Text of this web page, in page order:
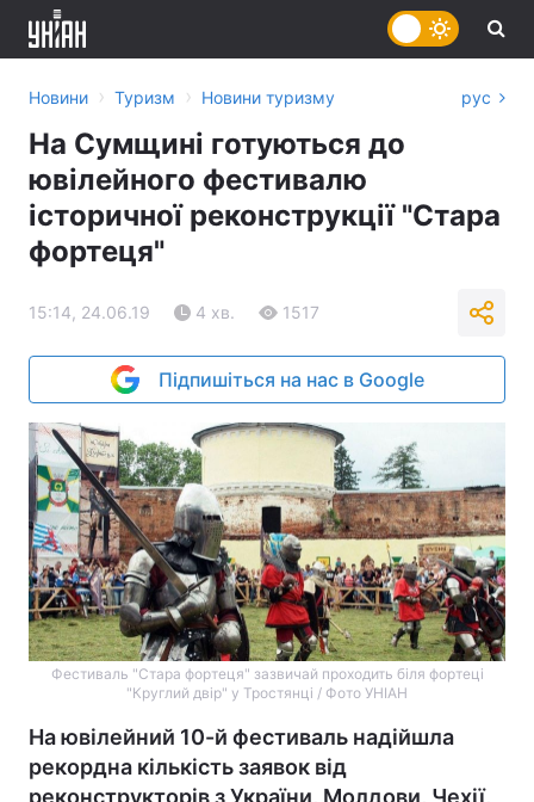
Новини › Туризм › Новини туризму рус
На Сумщині готуються до
ювілейного фестивалю
історичної реконструкції "Стара
фортеця"
15:14, 24.06.19 4 хв. 1517
Підпишіться на нас в Google
Фестиваль "Стара фортеця" зазвичай проходить біля фортеці
"Круглий двір" у Тростянці / Фото УНІАН
На ювілейний 10-й фестиваль надійшла
рекордна кількість заявок від
реконструкторів з України, Молдови, Чехії,